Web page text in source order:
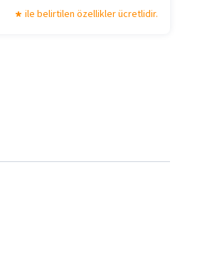
ile belirtilen özellikler ücretlidir.